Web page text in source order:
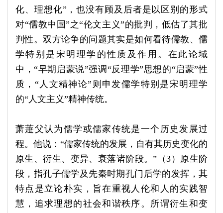
化、理想化”，也没有顾及后者是以区别的形式
对“儒教中国”之“伦文主义”的批判，低估了其批
判性。双方论争的问题其实是如何看待儒教、儒
学特别是宋明理学的性质及作用。在此论域
中，“早期启蒙说”强调“反理学”思想的“启蒙”性
质，“人文精神论”则申发儒学特别是宋明理学
的“人文主义”精神传统。
萧萐父认为儒学或儒家传统是一个历史发展过
程。他说：“儒家传统的发展，自有其历史变化的
原生、衍生、变异、衰落诸阶段。”（3）原生阶
段，指孔子儒学及先秦时期孔门后学的发挥，其
特点是立论朴实，旨在重视人伦和人的实践智
慧，追求理想的社会和谐秩序。所谓衍生和变